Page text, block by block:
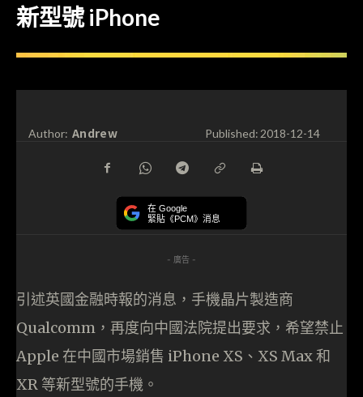
新型號 iPhone
Author: Andrew Published:2018-12-14
在 Google
緊貼《PCM》消息
- 廣告 -
引述英國金融時報的消息，手機晶片製造商
Qualcomm，再度向中國法院提出要求，希望禁止
Apple 在中國市場銷售 iPhone XS、XS Max 和
XR 等新型號的手機。